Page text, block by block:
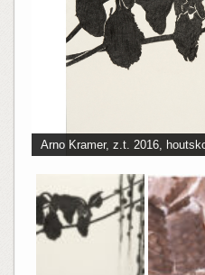
Arno Kramer, z.t. 2016,